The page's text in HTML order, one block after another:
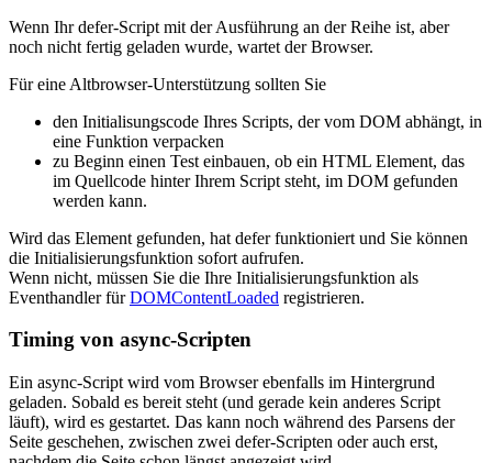
Wenn Ihr defer-Script mit der Ausführung an der Reihe ist, aber
noch nicht fertig geladen wurde, wartet der Browser.
Für eine Altbrowser-Unterstützung sollten Sie
den Initialisungscode Ihres Scripts, der vom DOM abhängt, in
eine Funktion verpacken
zu Beginn einen Test einbauen, ob ein HTML Element, das
im Quellcode hinter Ihrem Script steht, im DOM gefunden
werden kann.
Wird das Element gefunden, hat defer funktioniert und Sie können
die Initialisierungsfunktion sofort aufrufen.
Wenn nicht, müssen Sie die Ihre Initialisierungsfunktion als
Eventhandler fürDOMContentLoaded registrieren.
Timing von async-Scripten
Ein async-Script wird vom Browser ebenfalls im Hintergrund
geladen. Sobald es bereit steht (und gerade kein anderes Script
läuft), wird es gestartet. Das kann noch während des Parsens der
Seite geschehen, zwischen zwei defer-Scripten oder auch erst,